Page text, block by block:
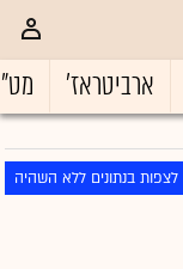
ארביטראז'
לצפות בנתונים ללא השהיה